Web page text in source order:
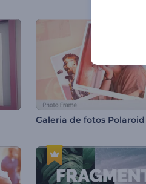
Galeria de fotos Polaroid